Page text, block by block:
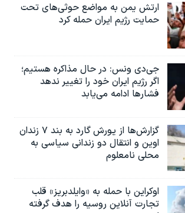
ارتش یمن به مواضع حوثی‌های تحت
حمایت رژیم ایران حمله کرد
جی‌دی ونس: در حال مذاکره هستیم؛
اگر رژیم ایران خود را تغییر ندهد
فشارها ادامه می‌یابد
گزارش‌ها از یورش گارد به بند ۷ زندان
اوین و انتقال دو زندانی سیاسی به
محلی نامعلوم
اوکراین با حمله به «وایلدبریز» قلب
تجارت آنلاین روسیه را هدف گرفته